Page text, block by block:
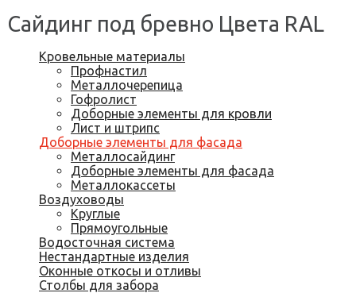
Сайдинг под бревно Цвета RAL
Кровельные материалы
Профнастил
Металлочерепица
Гофролист
Доборные элементы для кровли
Лист и штрипс
Доборные элементы для фасада
Металлосайдинг
Доборные элементы для фасада
Металлокассеты
Воздуховоды
Круглые
Прямоугольные
Водосточная система
Нестандартные изделия
Оконные откосы и отливы
Столбы для забора